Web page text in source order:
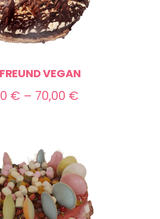
VEGAN
€ – 70,00 €Preisspanne: